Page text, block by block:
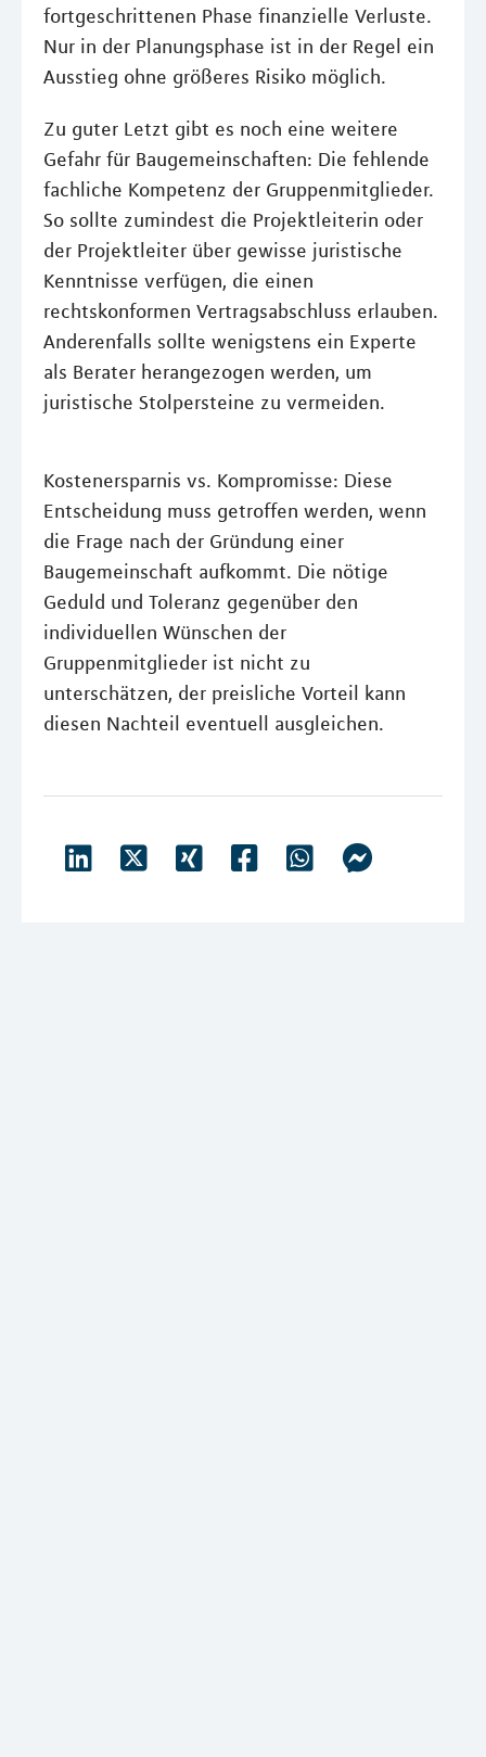
fortgeschrittenen Phase finanzielle Verluste.
Nur in der Planungsphase ist in der Regel ein
Ausstieg ohne größeres Risiko möglich.
Zu guter Letzt gibt es noch eine weitere
Gefahr für Baugemeinschaften: Die fehlende
fachliche Kompetenz der Gruppenmitglieder.
So sollte zumindest die Projektleiterin oder
der Projektleiter über gewisse juristische
Kenntnisse verfügen, die einen
rechtskonformen Vertragsabschluss erlauben.
Anderenfalls sollte wenigstens ein Experte
als Berater herangezogen werden, um
juristische Stolpersteine zu vermeiden.
Kostenersparnis vs. Kompromisse: Diese
Entscheidung muss getroffen werden, wenn
die Frage nach der Gründung einer
Baugemeinschaft aufkommt. Die nötige
Geduld und Toleranz gegenüber den
individuellen Wünschen der
Gruppenmitglieder ist nicht zu
unterschätzen, der preisliche Vorteil kann
diesen Nachteil eventuell ausgleichen.